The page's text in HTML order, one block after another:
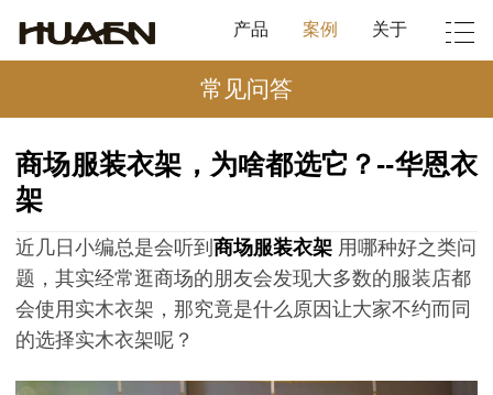
产品 案例 关于
常见问答
商场服装衣架，为啥都选它？--华恩衣
架
近几日小编总是会听到 商场服装衣架 用哪种好之类问
题，其实经常逛商场的朋友会发现大多数的服装店都
会使用实木衣架，那究竟是什么原因让大家不约而同
的选择实木衣架呢？